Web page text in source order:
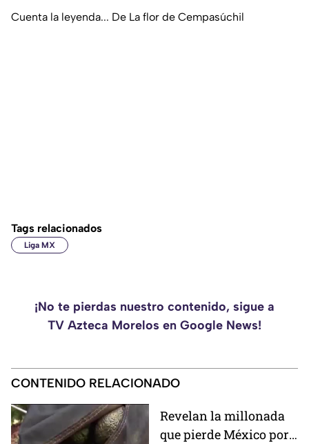
Cuenta la leyenda... De La flor de Cempasúchil
Tags relacionados
Liga MX
¡No te pierdas nuestro contenido, sigue a
TV Azteca Morelos en Google News!
CONTENIDO RELACIONADO
Revelan la millonada
que pierde México por